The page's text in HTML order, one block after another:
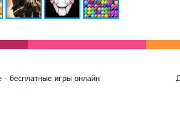
бесплатные игры онлайн